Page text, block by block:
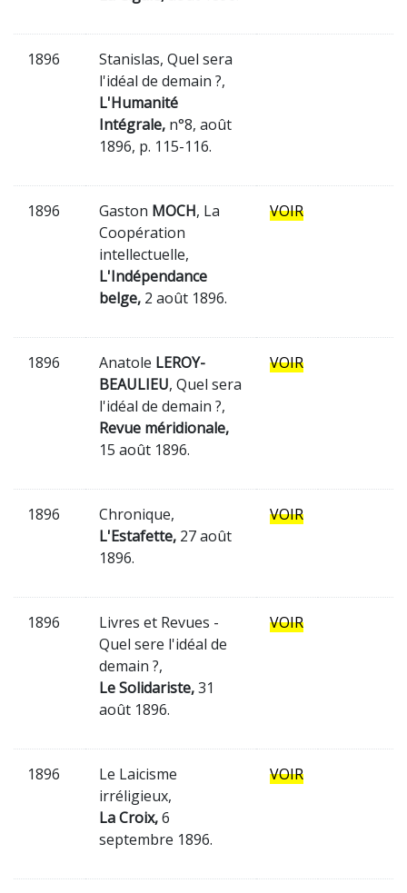
1896
Stanislas, Quel sera
l'idéal de demain ?,
L'Humanité
Intégrale, n°8, août
1896, p. 115-116.
1896 Gaston MOCH, La
Coopération
intellectuelle,
L'Indépendance
belge, 2 août 1896.
VOIR
1896 Anatole LEROY-
BEAULIEU, Quel sera
l'idéal de demain ?,
Revue méridionale,
15 août 1896.
VOIR
1896
Chronique,
L'Estafette, 27 août
1896.
VOIR
1896
Livres et Revues -
Quel sere l'idéal de
demain ?,
Le Solidariste,31
août 1896.
VOIR
1896
Le Laicisme
irréligieux,
La Croix,6
septembre 1896.
VOIR